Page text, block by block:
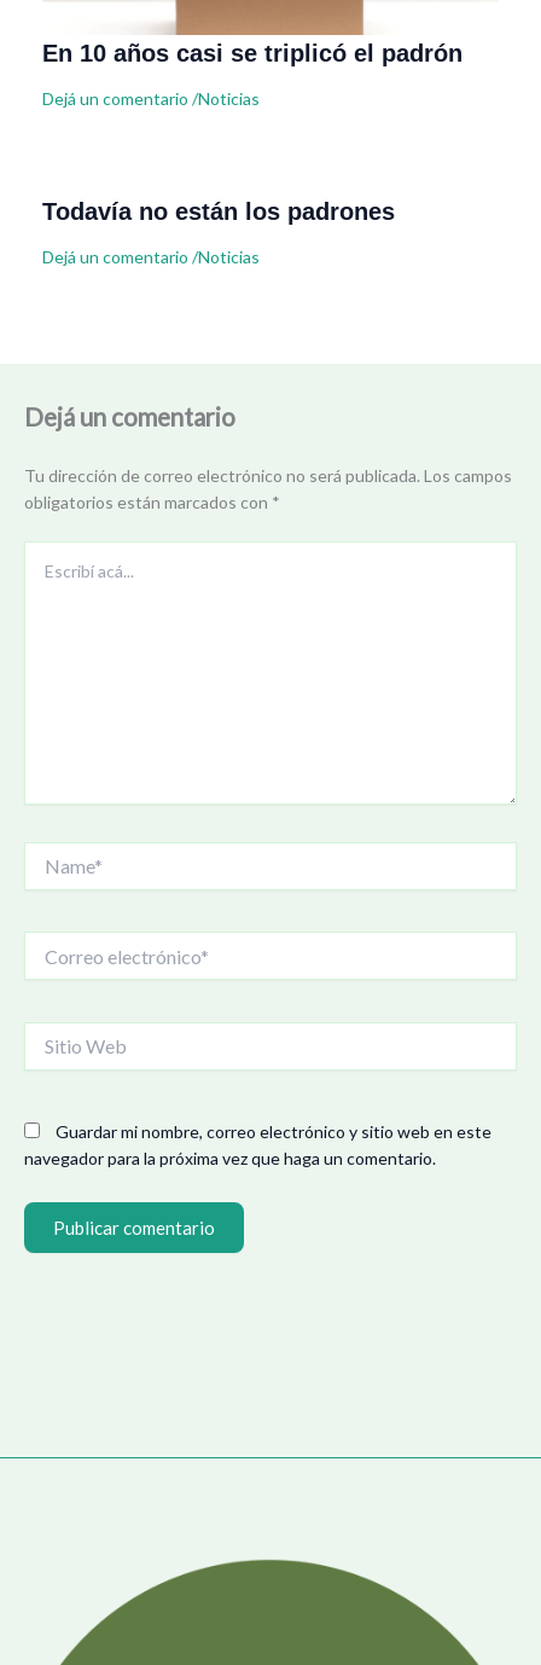
En 10 años casi se triplicó el padrón
Dejá un comentario /Noticias
Todavía no están los padrones
Dejá un comentario /Noticias
Dejá un comentario
Tu dirección de correo electrónico no será publicada. Los campos
obligatorios están marcados con *
acá...
electrónico*
Web
Guardar mi nombre, correo electrónico y sitio web en este
navegador para la próxima vez que haga un comentario.